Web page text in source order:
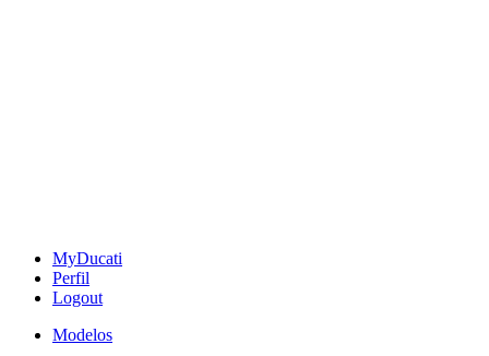
MyDucati
Perfil
Logout
Modelos